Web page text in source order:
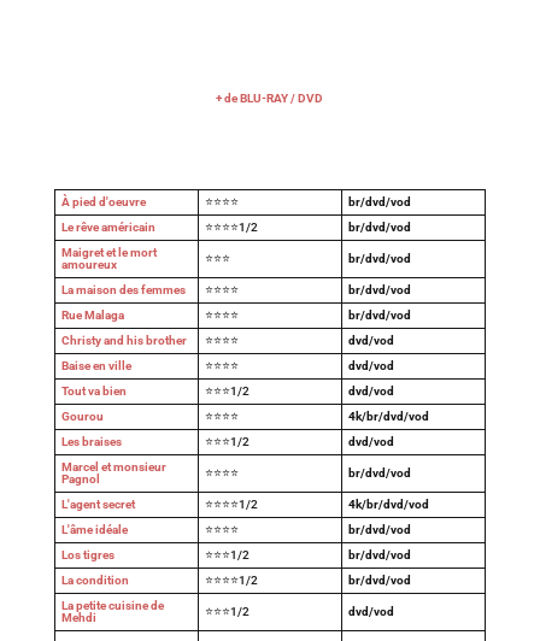
+ de BLU-RAY / DVD
À pied d'oeuvre ⭐⭐⭐⭐
br/dvd/vod
Le rêve américain
⭐⭐⭐⭐1/2
br/dvd/vod
Maigret et le mort
amoureux
⭐⭐⭐ br/dvd/vod
La maison des femmes ⭐⭐⭐⭐
br/dvd/vod
Rue Malaga
⭐⭐⭐⭐
br/dvd/vod
Christy and his brother
⭐⭐⭐⭐
dvd/vod
Baise en ville
⭐⭐⭐⭐
dvd/vod
Tout va bien
⭐⭐⭐1/2
dvd/vod
Gourou
⭐⭐⭐⭐
4k/br/dvd/vod
Les braises
⭐⭐⭐1/2
dvd/vod
Marcel et monsieur
Pagnol
⭐⭐⭐⭐ br/dvd/vod
L'agent secret ⭐⭐⭐⭐1/2
4k/br/dvd/vod
L'âme idéale
⭐⭐⭐⭐
br/dvd/vod
Los tigres
⭐⭐⭐1/2
br/dvd/vod
La condition
⭐⭐⭐⭐1/2
br/dvd/vod
La petite cuisine de
Mehdi
⭐⭐⭐1/2 dvd/vod